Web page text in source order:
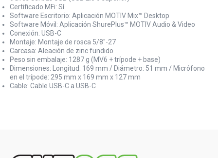
Certificado MFi: Sí
Software Escritorio: Aplicación MOTIV Mix™ Desktop
Software Móvil: Aplicación ShurePlus™ MOTIV Audio & Video
Conexión: USB-C
Montaje: Montaje de rosca 5/8"-27
Carcasa: Aleación de zinc fundido
Peso sin embalaje: 1287 g (MV6 + trípode + base)
Dimensiones: Longitud: 169 mm / Diámetro: 51 mm / Micrófono
en el trípode: 295 mm x 169 mm x 127 mm
Cable: Cable USB-C a USB-C